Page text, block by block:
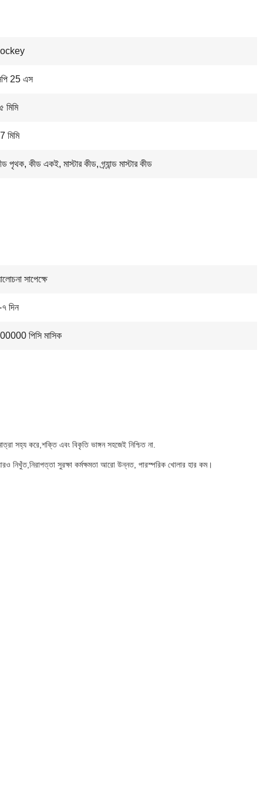
25 এস
মিমি
মিমি
পৃথক, কীড একই, মাস্টার কীড, গ্র্যান্ড মাস্টার কীড
সাপেক্ষে
দিন
পিসি মাসিক
সহ্য করে,শক্তি এবং বিকৃতি ভাঙ্গন সহজেই নিশ্চিত না.
নিখুঁত,নিরাপত্তা সুরক্ষা কর্মক্ষমতা আরো উন্নত, পারস্পরিক খোলার হার কম।